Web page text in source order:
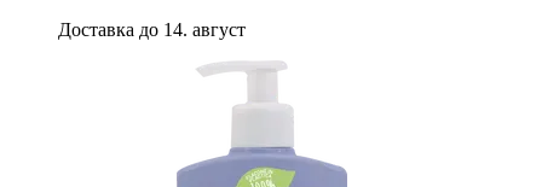
Доставка до 14. август